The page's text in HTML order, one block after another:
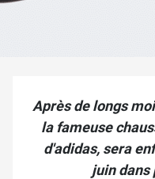
Après de longs
la fameuse
d'adidas, sera
juin dans